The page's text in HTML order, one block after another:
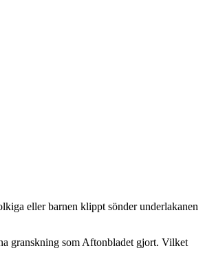
eller barnen klippt sönder underlakanen
granskning som Aftonbladet gjort. Vilket